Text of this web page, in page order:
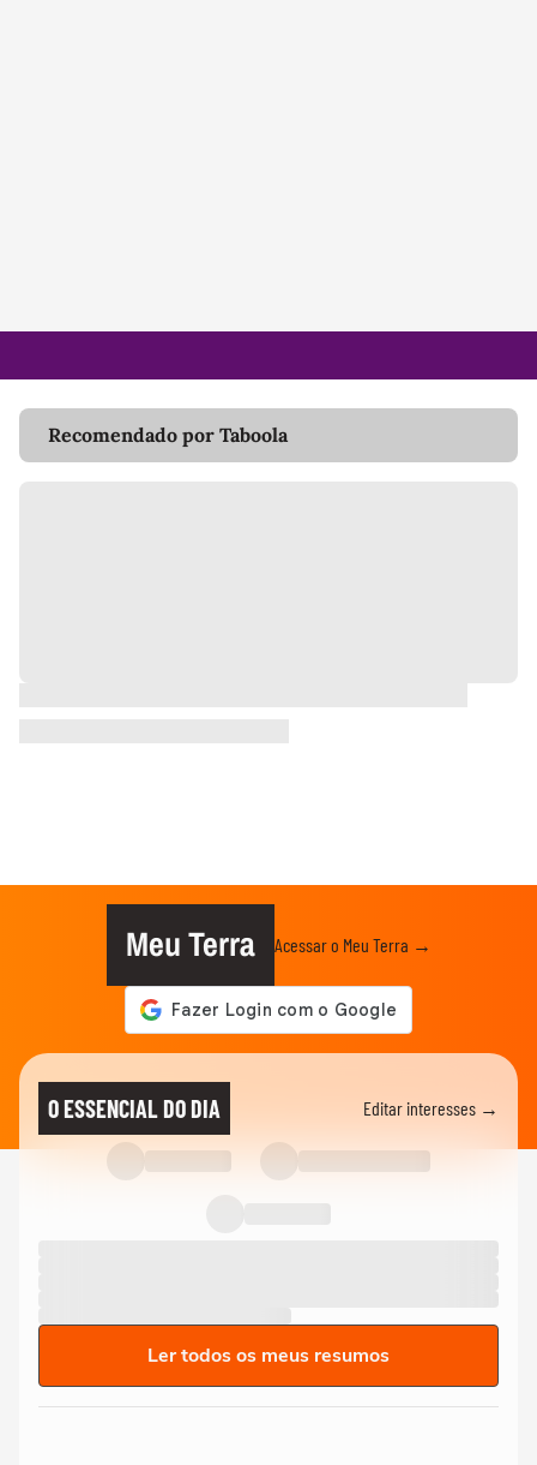
Recomendado por Taboola
Meu Terra Acessar o Meu Terra →
O ESSENCIAL DO DIA Editar interesses →
Ler todos os meus resumos